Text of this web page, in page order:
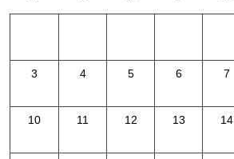
3 4 5 6 7
10 11 12 13 14